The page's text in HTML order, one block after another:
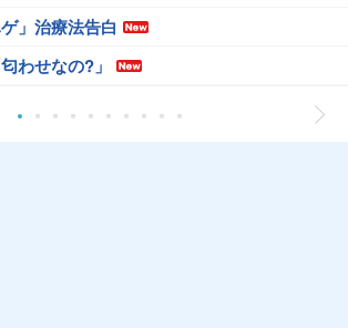
」治療法告白
わせなの?」